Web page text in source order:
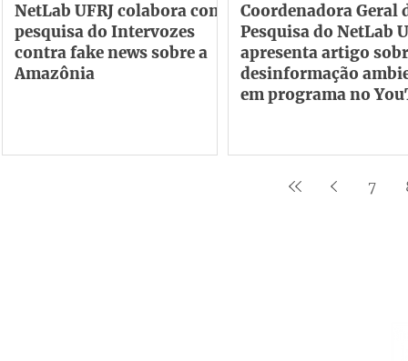
NetLab UFRJ colabora com
pesquisa do Intervozes
contra fake news sobre a
Amazônia
Coordenadora Geral
Pesquisa do NetLab
apresenta artigo
desinformação
em programa no
7